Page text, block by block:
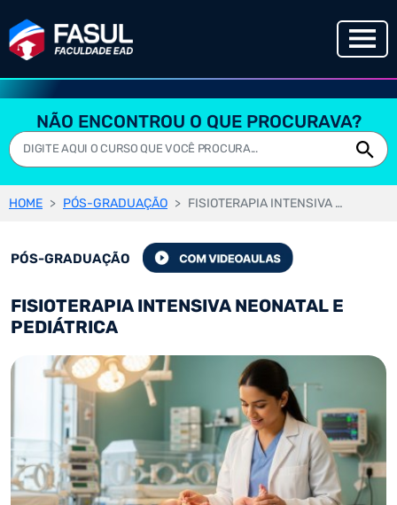
NÃO ENCONTROU O QUE PROCURAVA?
HOME PÓS-GRADUAÇÃO FISIOTERAPIA INTENSIVA NEONATAL E PEDIÁTRICA
PÓS-GRADUAÇÃO
FISIOTERAPIA INTENSIVA NEONATAL E
PEDIÁTRICA